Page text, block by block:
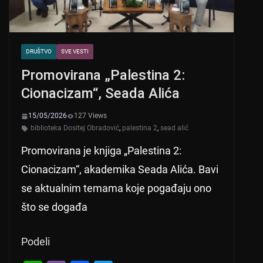
DRUŠTVO SVE VESTI
Promovirana „Palestina 2:
Cionacizam“, Seada Alića
15/05/2026
127 Views
biblioteka Dositej Obradović, palestina 2, sead alić
Promovirana je knjiga „Palestina 2:
Cionacizam“, akademika Seada Alića. Bavi
se aktualnim temama koje pogađaju ono
što se događa
Podeli